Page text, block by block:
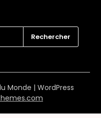
Monde | WordPress